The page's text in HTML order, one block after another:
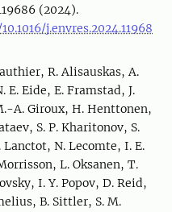
(2024).
j.envres.2024.11968
R. Alisauskas, A.
E. Eide, E. Framstad, J.
A. Giroux, H. Henttonen,
S. P. Kharitonov, S.
Lanctot, N. Lecomte, I. E.
L. Oksanen, T.
I. Y. Popov, D. Reid,
B. Sittler, S. M.